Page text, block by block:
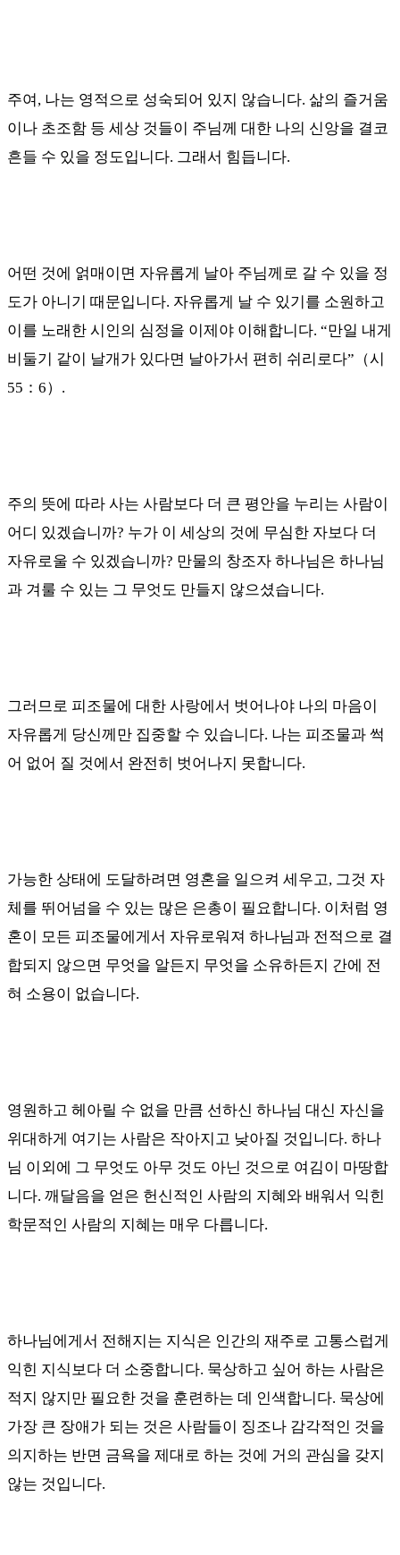
주여 , 나는 영적으로 성숙되어 있지 않습니다. 삶의 즐거움
이나 초조함 등 세상 것들이 주님께 대한 나의 신앙을 결코
흔들 수 있을 정도입니다. 그래서 힘듭니다.
어떤 것에 얽매이면 자유롭게 날아 주님께로 갈 수 있을 정
도가 아니기 때문입니다. 자유롭게 날 수 있기를 소원하고
이를 노래한 시인의 심정을 이제야 이해합니다. “만일 내게
비둘기 같이 날개가 있다면 날아가서 편히 쉬리로다” （시
55 ： 6） .
주의 뜻에 따라 사는 사람보다 더 큰 평안을 누리는 사람이
어디 있겠습니까? 누가 이 세상의 것에 무심한 자보다 더
자유로울 수 있겠습니까? 만물의 창조자 하나님은 하나님
과 겨룰 수 있는 그 무엇도 만들지 않으셨습니다.
그러므로 피조물에 대한 사랑에서 벗어나야 나의 마음이
자유롭게 당신께만 집중할 수 있습니다. 나는 피조물과 썩
어 없어 질 것에서 완전히 벗어나지 못합니다.
가능한 상태에 도달하려면 영혼을 일으켜 세우고, 그것 자
체를 뛰어넘을 수 있는 많은 은총이 필요합니다. 이처럼 영
혼이 모든 피조물에게서 자유로워져 하나님과 전적으로 결
합되지 않으면 무엇을 알든지 무엇을 소유하든지 간에 전
혀 소용이 없습니다.
영원하고 헤아릴 수 없을 만큼 선하신 하나님 대신 자신을
위대하게 여기는 사람은 작아지고 낮아질 것입니다. 하나
님 이외에 그 무엇도 아무 것도 아닌 것으로 여김이 마땅합
니다. 깨달음을 얻은 헌신적인 사람의 지혜와 배워서 익힌
학문적인 사람의 지혜는 매우 다릅니다.
하나님에게서 전해지는 지식은 인간의 재주로 고통스럽게
익힌 지식보다 더 소중합니다. 묵상하고 싶어 하는 사람은
적지 않지만 필요한 것을 훈련하는 데 인색합니다. 묵상에
가장 큰 장애가 되는 것은 사람들이 징조나 감각적인 것을
의지하는 반면 금욕을 제대로 하는 것에 거의 관심을 갖지
않는 것입니다.